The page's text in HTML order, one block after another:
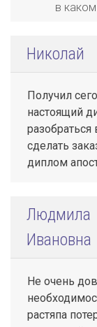
в
Николай
Получил
настоящий
сделать
диплом
Людмила
Ивановна
Не очень
растяпа